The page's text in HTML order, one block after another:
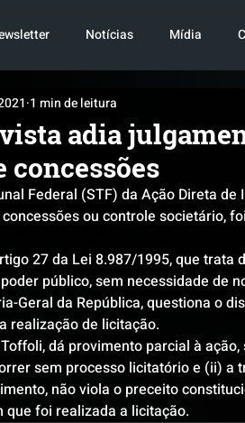
Notícias Mídia
TRANSPORTE
adia
1 min de leitura
Federal (STF) da Ação Direta
ou controle societário,
27 da Lei 8.987/1995, que trata
público, sem necessidade de
Geral da República, questiona o
realização de licitação.
dá provimento parcial à
sem processo licitatório e (ii) a
não viola o preceito
que foi realizada a licitação.